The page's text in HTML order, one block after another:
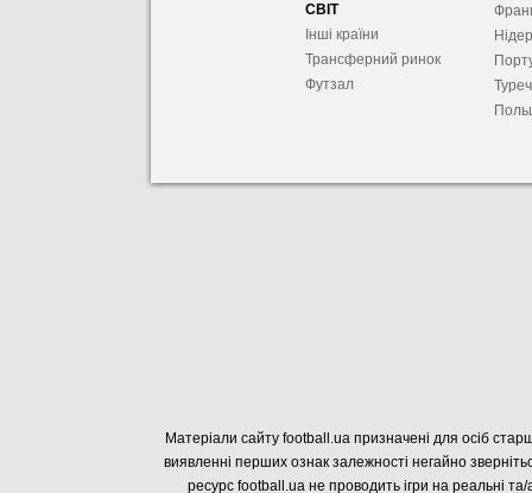
СВІТ
Інші країни
Трансферний ринок
Футзал
Матеріали сайту football.ua призначені для осіб
виявленні перших ознак залежності негайно
ресурс football.ua не проводить ігри на реальні та/